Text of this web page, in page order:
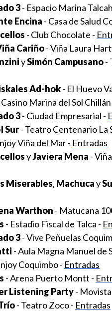
3- Espacio Marina
Encina - Casa de Salud
- Club Chocolate -
Cariño- Viña Laura
ySimón Campusano-
Ad-hok- El Huevo
Casino Marina del Sol Chillán
3- Ciudad Empresarial -
Sur- Teatro Centenario La
Viña del Mar - Entradas
yJaviera Mena -
Miserables, Machucay
Warthon - Matucana
- Estadio Fiscal de Talca -
3- Vive Peñuelas
- Aula Magna Manuel de
Coquimbo - Entradas
- Arena Puerto Montt -
Listening Party-
- Teatro Zoco - Entradas